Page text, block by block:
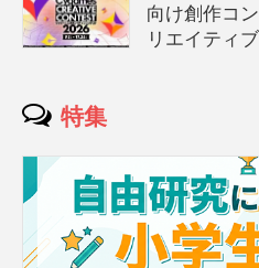
向け創作コ
リエイティ
特集